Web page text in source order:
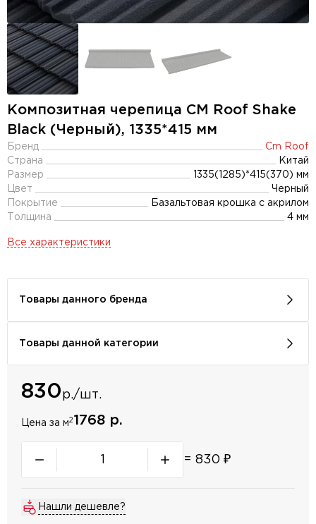
Композитная черепица CM Roof Shake
Black (Черный), 1335*415 мм
Бренд
Cm Roof
Страна
Китай
Размер
1335(1285)*415(370) мм
Цвет
Черный
Покрытие
Базальтовая крошка с акрилом
Толщина
4 мм
Все характеристики
Товары данного бренда
Товары данной категории
830р./шт.
Цена за м2 1768 р.
= 830 ₽
Нашли дешевле?